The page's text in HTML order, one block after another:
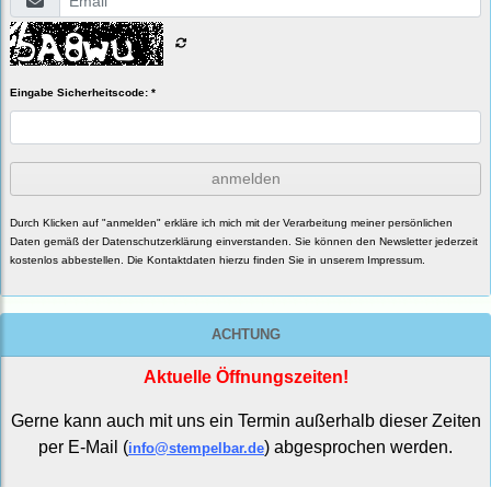
Eingabe Sicherheitscode: *
anmelden
Durch Klicken auf "anmelden" erkläre ich mich mit der Verarbeitung meiner persönlichen
Daten gemäß derDatenschutzerklärung einverstanden. Sie können den Newsletter jederzeit
kostenlos abbestellen. Die Kontaktdaten hierzu finden Sie in unserem Impressum.
ACHTUNG
Aktuelle Öffnungszeiten!
Gerne kann auch mit uns ein Termin außerhalb dieser Zeiten
per E-Mail (info@stempelbar.de) abgesprochen werden.